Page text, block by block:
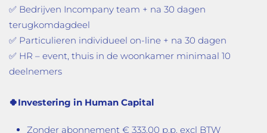
✅ Bedrijven Incompany team + na 30 dagen
terugkomdagdeel
✅ Particulieren individueel on-line + na 30 dagen
✅ HR – event, thuis in de woonkamer minimaal 10
deelnemers
🍀Investering in Human Capital
Zonder abonnement € 333,00 p.p. excl BTW